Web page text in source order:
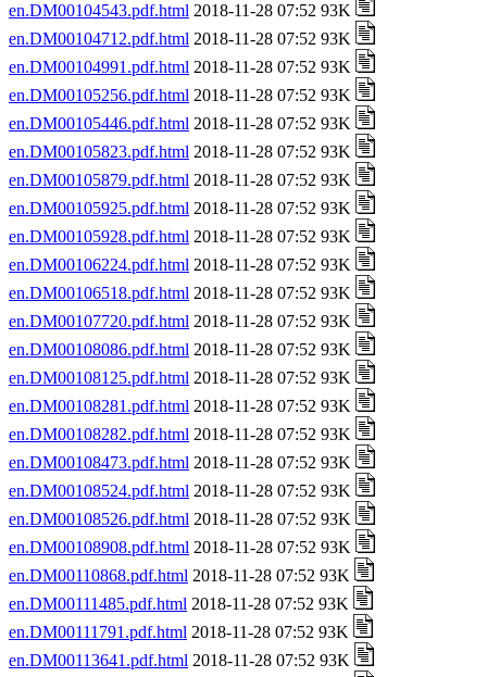
en.DM00104543.pdf.html 2018-11-28 07:52 93K
en.DM00104712.pdf.html 2018-11-28 07:52 93K
en.DM00104991.pdf.html 2018-11-28 07:52 93K
en.DM00105256.pdf.html 2018-11-28 07:52 93K
en.DM00105446.pdf.html 2018-11-28 07:52 93K
en.DM00105823.pdf.html 2018-11-28 07:52 93K
en.DM00105879.pdf.html 2018-11-28 07:52 93K
en.DM00105925.pdf.html 2018-11-28 07:52 93K
en.DM00105928.pdf.html 2018-11-28 07:52 93K
en.DM00106224.pdf.html 2018-11-28 07:52 93K
en.DM00106518.pdf.html 2018-11-28 07:52 93K
en.DM00107720.pdf.html 2018-11-28 07:52 93K
en.DM00108086.pdf.html 2018-11-28 07:52 93K
en.DM00108125.pdf.html 2018-11-28 07:52 93K
en.DM00108281.pdf.html 2018-11-28 07:52 93K
en.DM00108282.pdf.html 2018-11-28 07:52 93K
en.DM00108473.pdf.html 2018-11-28 07:52 93K
en.DM00108524.pdf.html 2018-11-28 07:52 93K
en.DM00108526.pdf.html 2018-11-28 07:52 93K
en.DM00108908.pdf.html 2018-11-28 07:52 93K
en.DM00110868.pdf.html 2018-11-28 07:52 93K
en.DM00111485.pdf.html 2018-11-28 07:52 93K
en.DM00111791.pdf.html 2018-11-28 07:52 93K
en.DM00113641.pdf.html 2018-11-28 07:52 93K